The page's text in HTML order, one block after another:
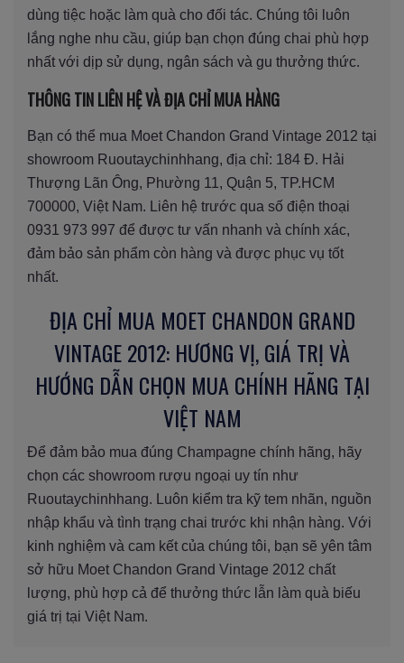
dùng tiệc hoặc làm quà cho đối tác. Chúng tôi luôn
lắng nghe nhu cầu, giúp bạn chọn đúng chai phù hợp
nhất với dịp sử dụng, ngân sách và gu thưởng thức.
THÔNG TIN LIÊN HỆ VÀ ĐỊA CHỈ MUA HÀNG
Bạn có thể mua Moet Chandon Grand Vintage 2012 tại
showroom Ruoutaychinhhang, địa chỉ: 184 Đ. Hải
Thượng Lãn Ông, Phường 11, Quận 5, TP.HCM
700000, Việt Nam. Liên hệ trước qua số điện thoại
0931 973 997 để được tư vấn nhanh và chính xác,
đảm bảo sản phẩm còn hàng và được phục vụ tốt
nhất.
ĐỊA CHỈ MUA MOET CHANDON GRAND
VINTAGE 2012: HƯƠNG VỊ, GIÁ TRỊ VÀ
HƯỚNG DẪN CHỌN MUA CHÍNH HÃNG TẠI
VIỆT NAM
Để đảm bảo mua đúng Champagne chính hãng, hãy
chọn các showroom rượu ngoại uy tín như
Ruoutaychinhhang. Luôn kiểm tra kỹ tem nhãn, nguồn
nhập khẩu và tình trạng chai trước khi nhận hàng. Với
kinh nghiệm và cam kết của chúng tôi, bạn sẽ yên tâm
sở hữu Moet Chandon Grand Vintage 2012 chất
lượng, phù hợp cả để thưởng thức lẫn làm quà biếu
giá trị tại Việt Nam.